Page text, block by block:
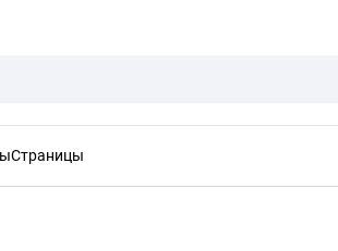
Страницы